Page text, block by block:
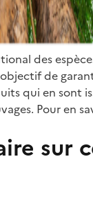
des
de
qui en sont
Pour en
sur